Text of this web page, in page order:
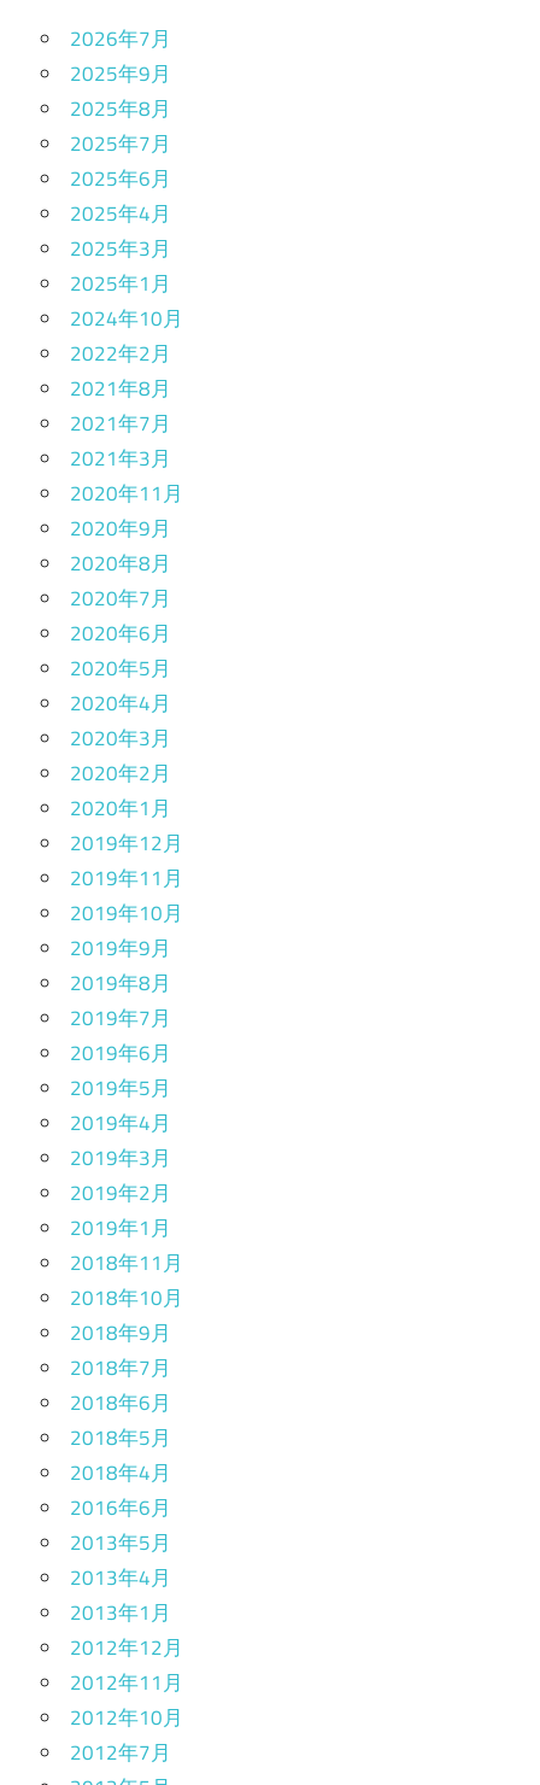
2026年7月
2025年9月
2025年8月
2025年7月
2025年6月
2025年4月
2025年3月
2025年1月
2024年10月
2022年2月
2021年8月
2021年7月
2021年3月
2020年11月
2020年9月
2020年8月
2020年7月
2020年6月
2020年5月
2020年4月
2020年3月
2020年2月
2020年1月
2019年12月
2019年11月
2019年10月
2019年9月
2019年8月
2019年7月
2019年6月
2019年5月
2019年4月
2019年3月
2019年2月
2019年1月
2018年11月
2018年10月
2018年9月
2018年7月
2018年6月
2018年5月
2018年4月
2016年6月
2013年5月
2013年4月
2013年1月
2012年12月
2012年11月
2012年10月
2012年7月